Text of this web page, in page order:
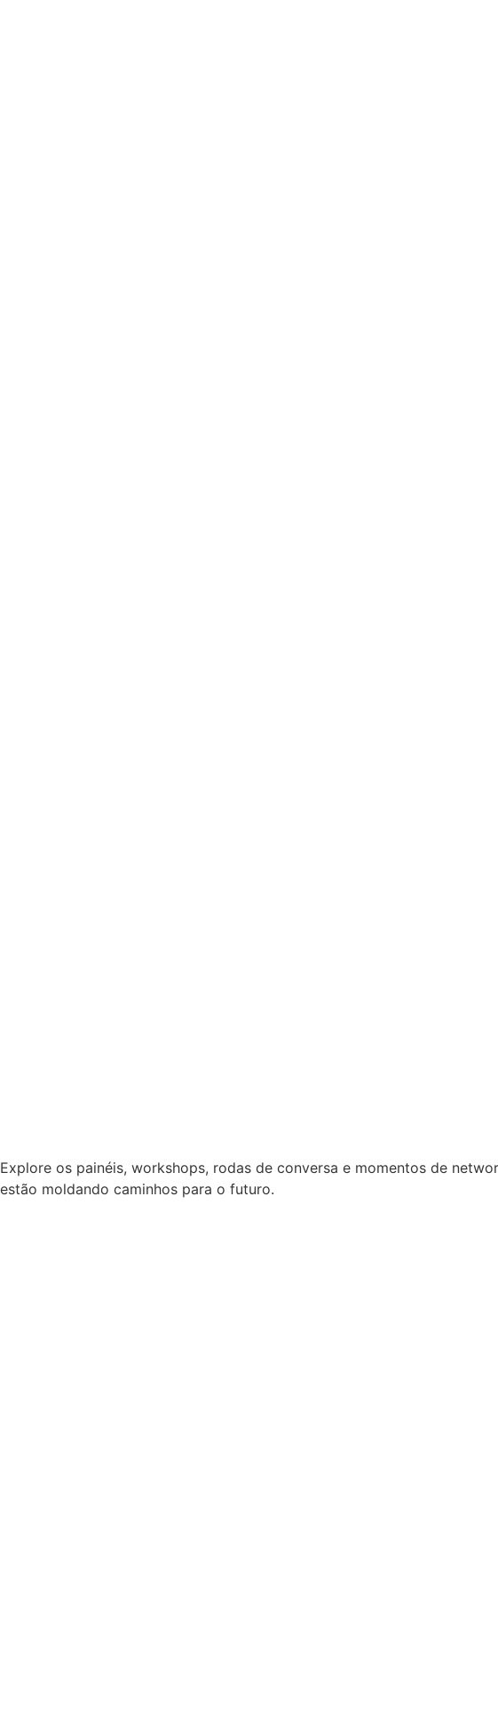
Explore os painéis, workshops, rodas de conversa e momentos de
estão moldando caminhos para o futuro.